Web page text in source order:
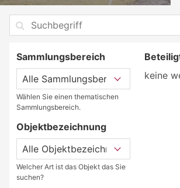
Sammlungsbereich
Wählen Sie einen thematischen
Sammlungsbereich.
Objektbezeichnung
Welcher Art ist das Objekt das Sie
suchen?